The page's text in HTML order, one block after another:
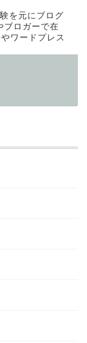
を元にブログ
ブロガーで在
ワードプレス